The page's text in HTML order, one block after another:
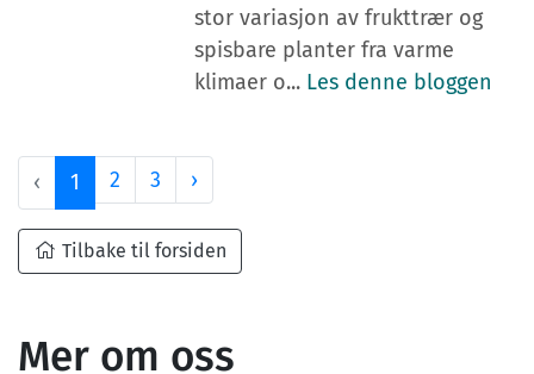
stor variasjon av frukttrær og
spisbare planter fra varme
klimaer o... Les denne bloggen
‹ 1 2 3 ›
Tilbake til forsiden
Mer om oss